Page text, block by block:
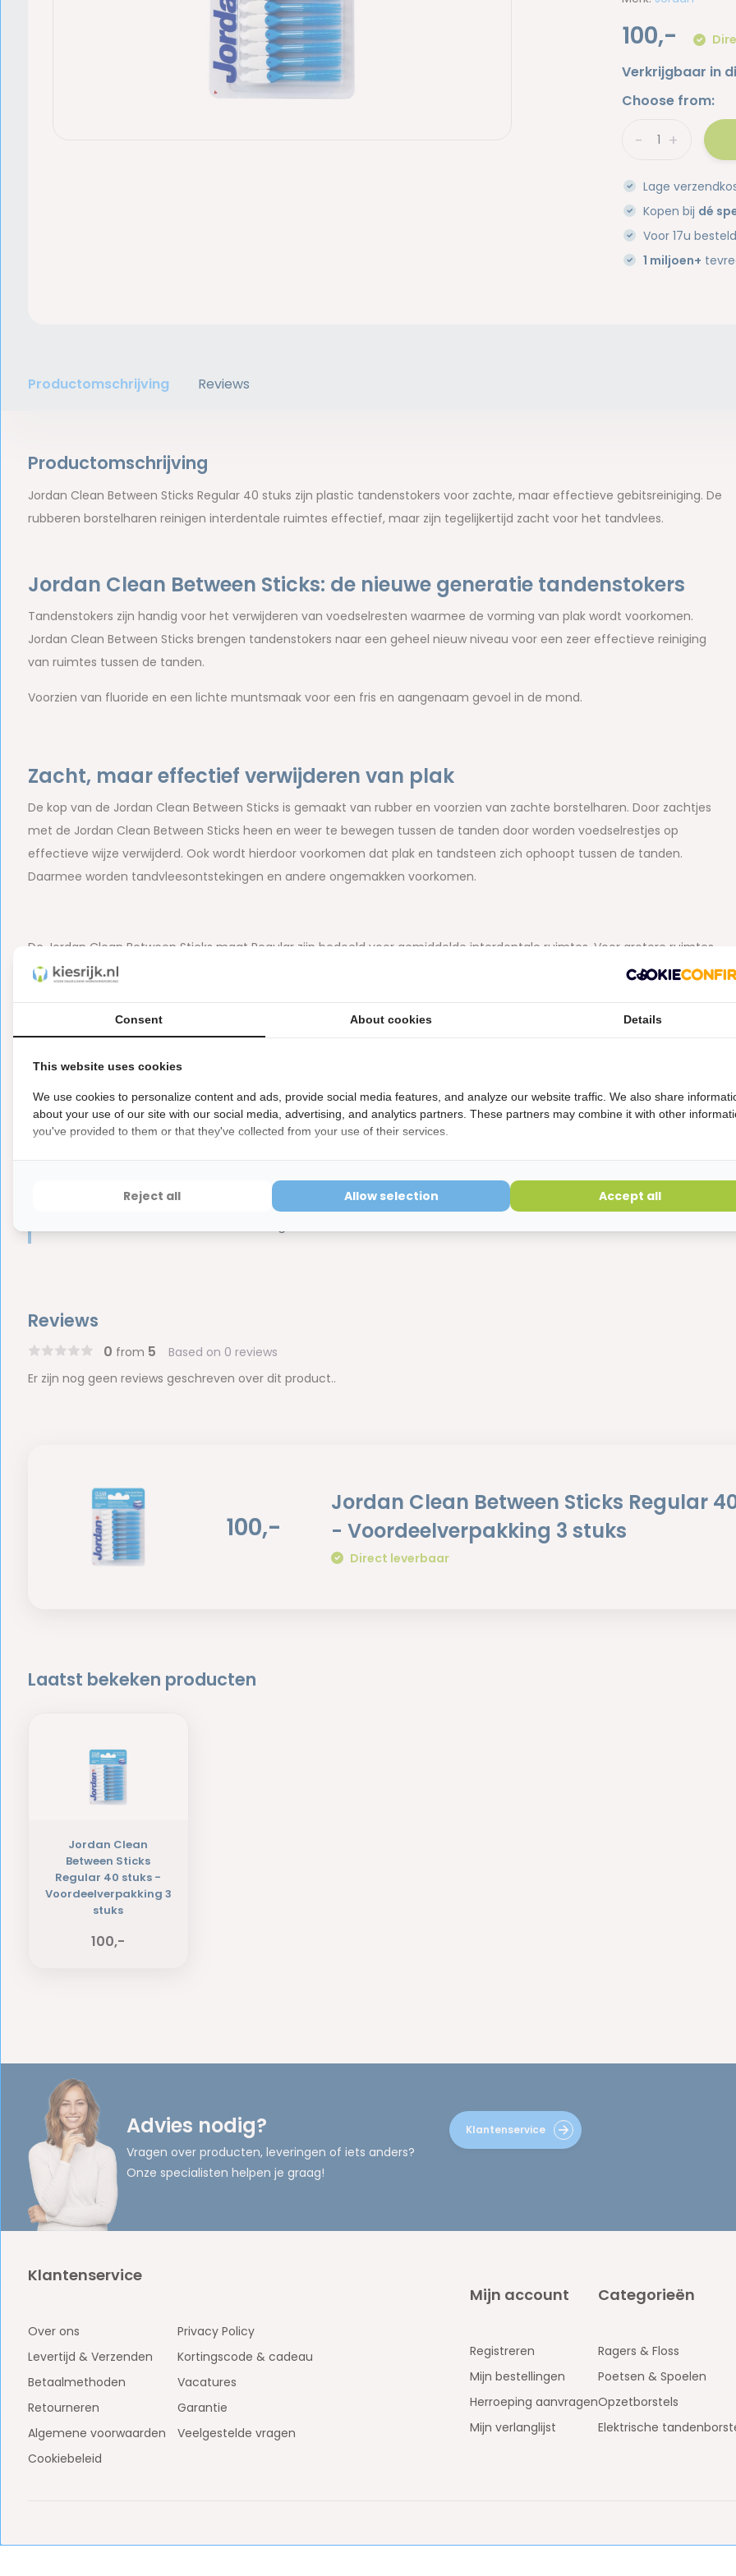
100,-
Verkrijgbaar in
Choose from:
+
-
Lage
Kopen bij dé
Voor 17u
1 miljoen+
Productomschrijving Reviews
Productomschrijving
Jordan Clean Between Sticks Regular 40 stuks zijn plastic tandenstokers voor zachte, maar effectieve gebitsreiniging. De
rubberen borstelharen reinigen interdentale ruimtes effectief, maar zijn tegelijkertijd zacht voor het tandvlees.
Jordan Clean Between Sticks: de nieuwe generatie tandenstokers
Tandenstokers zijn handig voor het verwijderen van voedselresten waarmee de vorming van plak wordt voorkomen.
Jordan Clean Between Sticks brengen tandenstokers naar een geheel nieuw niveau voor een zeer effectieve reiniging
van ruimtes tussen de tanden.
Voorzien van fluoride en een lichte muntsmaak voor een fris en aangenaam gevoel in de mond.
Zacht, maar effectief verwijderen van plak
De kop van de Jordan Clean Between Sticks is gemaakt van rubber en voorzien van zachte borstelharen. Door zachtjes
met de Jordan Clean Between Sticks heen en weer te bewegen tussen de tanden door worden voedselrestjes op
effectieve wijze verwijderd. Ook wordt hierdoor voorkomen dat plak en tandsteen zich ophoopt tussen de tanden.
Daarmee worden tandvleesontstekingen en andere ongemakken voorkomen.
De Jordan Clean Between Sticks maat Regular zijn bedoeld voor gemiddelde interdentale ruimtes. Voor grotere ruimtes
tussen de tanden raden wij de Jordan Clean Between Sticks maat
Merk:Jordan
Ook verkrijgbaar in maatLarge
Dit is een hygiëne product met aangepaste retourvoorwaarden
Hygiëneartikelen waarvan de verzegeling na de levering is verbroken kunnen niet geretourneerd worden en
Reviews
0 from 5
Based on 0 reviews
Er zijn nog geen reviews geschreven over dit product..
100,-
Jordan Clean Between Sticks Regular
- Voordeelverpakking 3 stuks
Direct leverbaar
Laatst bekeken producten
Jordan Clean
Between Sticks
Regular 40 stuks -
Voordeelverpakking 3
stuks
100,-
Advies nodig?
Vragen over producten, leveringen of iets anders?
Onze specialisten helpen je graag!
Klantenservice
Klantenservice
Over ons
Levertijd & Verzenden
Betaalmethoden
Retourneren
Algemene voorwaarden
Cookiebeleid
Privacy Policy
Kortingscode & cadeau
Vacatures
Garantie
Veelgestelde vragen
Mijn account
Registreren
Mijn bestellingen
Herroeping aanvragen
Mijn verlanglijst
Categorieën
Ragers & Floss
Poetsen & Spoelen
Opzetborstels
Elektrische
Consent About cookies Details
This website uses cookies
We use cookies to personalize content and ads, provide social media features, and analyze our website traffic. We also share
about your use of our site with our social media, advertising, and analytics partners. These partners may combine it with other
you've provided to them or that they've collected from your use of their services.
Reject all Allow selection Accept all